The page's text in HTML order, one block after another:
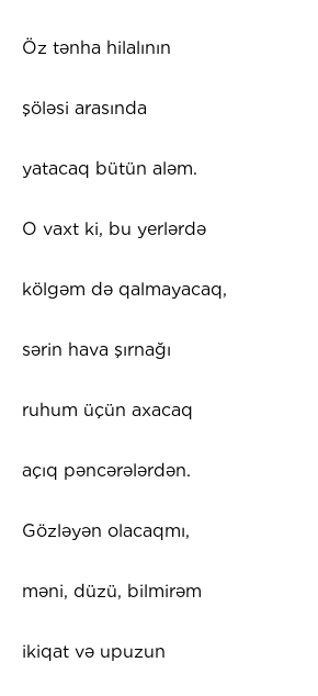
Öz tənha hilalının
şöləsi arasında
yatacaq bütün aləm.
O vaxt ki, bu yerlərdə
kölgəm də qalmayacaq,
sərin hava şırnağı
ruhum üçün axacaq
açıq pəncərələrdən.
Gözləyən olacaqmı,
məni, düzü, bilmirəm
ikiqat və upuzun